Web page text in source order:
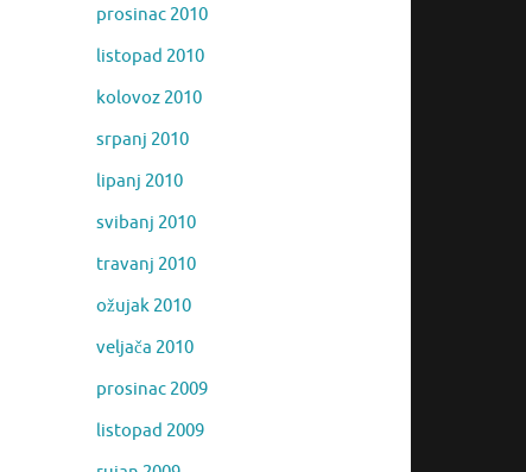
prosinac 2010
listopad 2010
kolovoz 2010
srpanj 2010
lipanj 2010
svibanj 2010
travanj 2010
ožujak 2010
veljača 2010
prosinac 2009
listopad 2009